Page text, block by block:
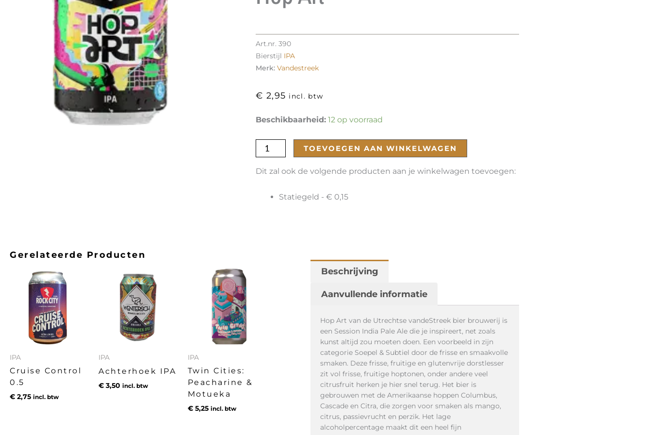
Art.nr.390
Bierstijl IPA
Merk:Vandestreek
€ 2,95 incl. btw
Beschikbaarheid: 12 op voorraad
Hop
aantal
TOEVOEGEN AAN WINKELWAGEN
Dit zal ook de volgende producten aan je winkelwagen toevoegen:
Statiegeld -€ 0,15
Gerelateerde Producten
IPA
Cruise Control
0.5
€ 2,75 incl. btw
IPA
Achterhoek IPA
€ 3,50 incl. btw
IPA
Twin Cities:
Peacharine &
Motueka
€5,25 incl. btw
Beschrijving
Aanvullende informatie
Hop Art van de Utrechtse vandeStreek bier brouwerij is
een Session India Pale Ale die je inspireert, net zoals
kunst altijd zou moeten doen. Een voorbeeld in zijn
categorie Soepel & Subtiel door de frisse en smaakvolle
smaken. Deze frisse, fruitige en glutenvrije dorstlesser
zit vol frisse, fruitige hoptonen, onder andere veel
citrusfruit herken je hier snel terug. Het bier is
gebrouwen met de Amerikaanse hoppen Columbus,
Cascade en Citra, die zorgen voor smaken als mango,
citrus, passievrucht en perzik. Het lage
alcoholpercentage maakt dit een heel fijn